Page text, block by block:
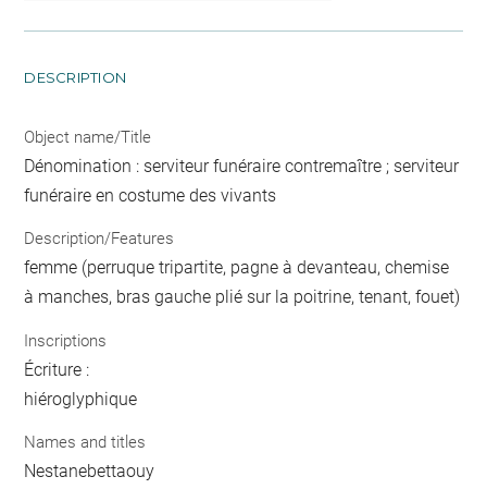
DESCRIPTION
Object name/Title
Dénomination : serviteur funéraire contremaître ; serviteur
funéraire en costume des vivants
Description/Features
femme (perruque tripartite, pagne à devanteau, chemise
à manches, bras gauche plié sur la poitrine, tenant, fouet)
Inscriptions
Écriture :
hiéroglyphique
Names and titles
Nestanebettaouy